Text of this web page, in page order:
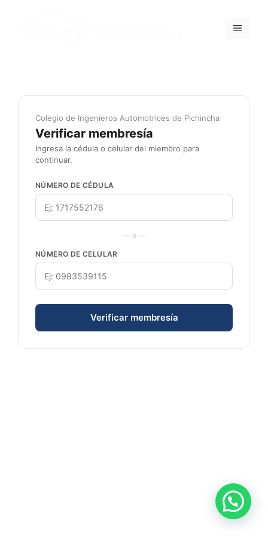
Colegio de Ingenieros Automotrices de Pichincha
Verificar membresía
Ingresa la cédula o celular del miembro para
continuar.
NÚMERO DE CÉDULA
— o —
NÚMERO DE CELULAR
Verificar membresía